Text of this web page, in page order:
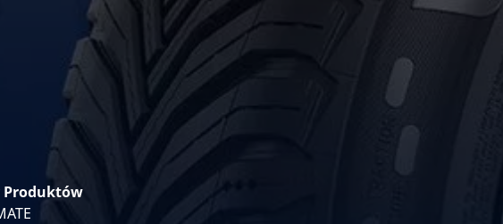
Produktów